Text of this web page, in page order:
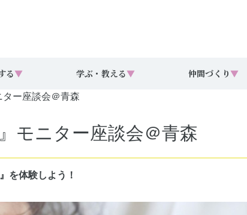
る▼ 学ぶ・教える▼ 仲間づくり ▼
ー座談会＠青森
モニター座談会＠青森
を体験しよう！